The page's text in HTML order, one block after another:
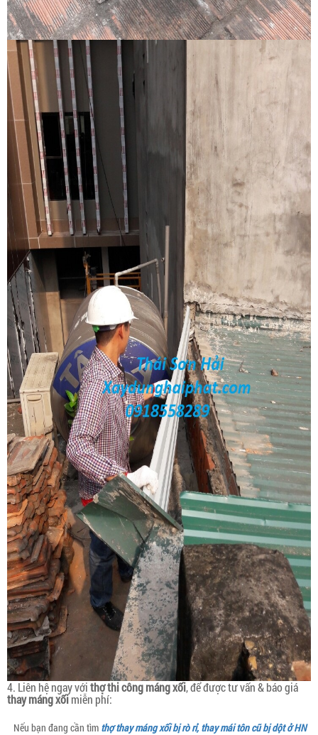
4. Liên hệ ngay vớithợ thi công máng xối, để được tư vấn & báo giá
thay máng xốimiễn phí:
Nếu bạn đang cần tìm thợ thay máng xối bị rò rỉ, thay mái tôn cũ bị dột ở HN